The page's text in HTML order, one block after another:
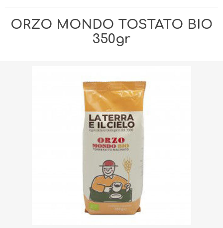
ORZO MONDO TOSTATO BIO
350gr